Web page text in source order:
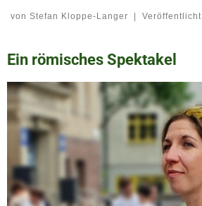
von Stefan Kloppe-Langer Veröffentlicht
Ein römisches Spektakel